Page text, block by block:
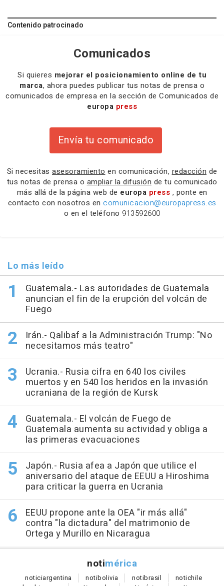
Contenido patrocinado
Comunicados
Si quieres mejorar el posicionamiento online de tu
marca, ahora puedes publicar tus notas de prensa o
comunicados de empresa en la sección de Comunicados de
europa press
Envía tu comunicado
Si necesitas asesoramiento en comunicación, redacción de
tus notas de prensa o ampliar la difusión de tu comunicado
más allá de la página web de europa press , ponte en
contacto con nosotros en comunicacion@europapress.es
o en el teléfono 913592600
Lo más leído
Guatemala.- Las autoridades de Guatemala
anuncian el fin de la erupción del volcán de
Fuego
Irán.- Qalibaf a la Administración Trump: "No
necesitamos más teatro"
Ucrania.- Rusia cifra en 640 los civiles
muertos y en 540 los heridos en la invasión
ucraniana de la región de Kursk
Guatemala.- El volcán de Fuego de
Guatemala aumenta su actividad y obliga a
las primeras evacuaciones
Japón.- Rusia afea a Japón que utilice el
aniversario del ataque de EEUU a Hiroshima
para criticar la guerra en Ucrania
EEUU propone ante la OEA "ir más allá"
contra "la dictadura" del matrimonio de
Ortega y Murillo en Nicaragua
notimérica
noticiargentina notibolivia notibrasil notichile